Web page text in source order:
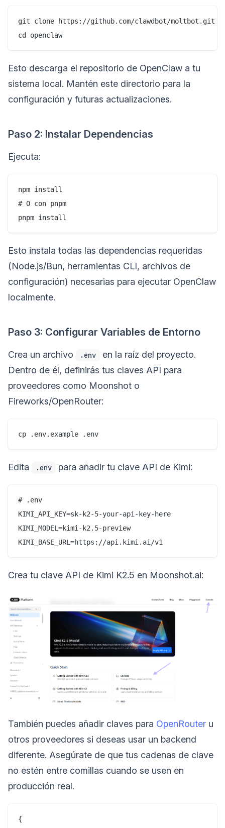
git clone https://github.com/clawdbot/moltbot.git
Esto descarga el repositorio de OpenClaw a tu
sistema local. Mantén este directorio para la
configuración y futuras actualizaciones.
Paso 2: Instalar Dependencias
Ejecuta:
npm install
# O con pnpm
Esto instala todas las dependencias requeridas
(Node.js/Bun, herramientas CLI, archivos de
configuración) necesarias para ejecutar OpenClaw
localmente.
Paso 3: Configurar Variables de Entorno
Crea un archivo .env
en la raíz del proyecto.
Dentro de él, definirás tus claves API para
proveedores como Moonshot o
Fireworks/OpenRouter:
Edita .env para añadir tu clave API de Kimi:
# .env
KIMI_API_KEY=sk-k2-5-your-api-key-here
KIMI_MODEL=kimi-k2.5-preview
Crea tu clave API de Kimi K2.5 en Moonshot.ai:
También puedes añadir claves para OpenRouter u
otros proveedores si deseas usar un backend
diferente. Asegúrate de que tus cadenas de clave
no estén entre comillas cuando se usen en
producción real.
{